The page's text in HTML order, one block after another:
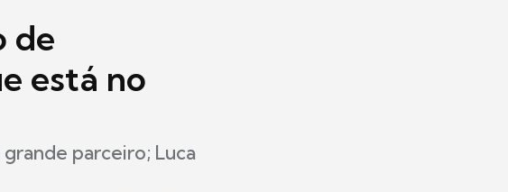
de
está no
parceiro; Luca